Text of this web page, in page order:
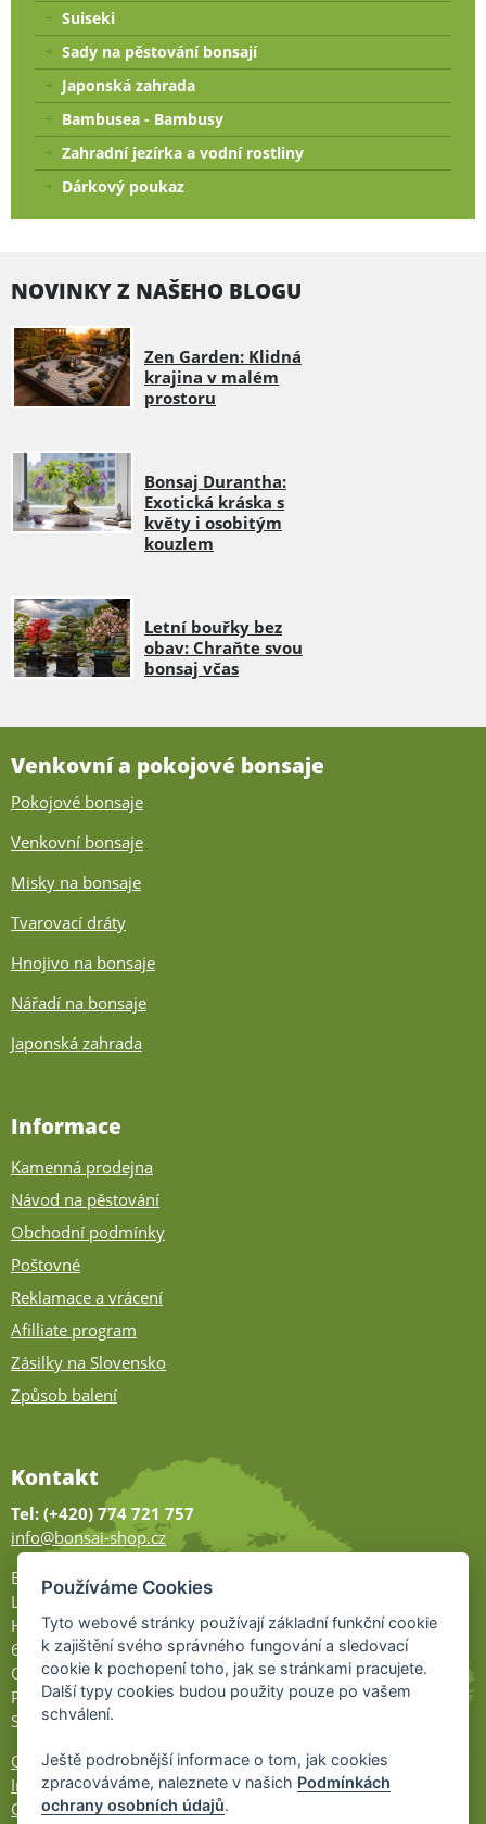
Suiseki
Sady na pěstování bonsají
Japonská zahrada
Bambusea - Bambusy
Zahradní jezírka a vodní rostliny
Dárkový poukaz
NOVINKY Z NAŠEHO BLOGU
Zen Garden: Klidná
krajina v malém
prostoru
Bonsaj Durantha:
Exotická kráska s
květy i osobitým
kouzlem
Letní bouřky bez
obav: Chraňte svou
bonsaj včas
Venkovní a pokojové bonsaje
Pokojové bonsaje
Venkovní bonsaje
Misky na bonsaje
Tvarovací dráty
Hnojivo na bonsaje
Nářadí na bonsaje
Japonská zahrada
Informace
Kamenná prodejna
Návod na pěstování
Obchodní podmínky
Poštovné
Reklamace a vrácení
Afilliate program
Zásilky na Slovensko
Způsob balení
Kontakt
Tel: (+420) 774 721 757
info@bonsai-shop.cz
Bonsai-shop
Legionářů 2
Hodonín
695 01
Otevřeno:
Po-Pá 9-17
So 9-11:30
Ochrana osobních údajů
Informace UKZÚZ
Cookies
Používáme Cookies
Tyto webové stránky používají základní funkční cookie
k zajištění svého správného fungování a sledovací
cookie k pochopení toho, jak se stránkami pracujete.
Další typy cookies budou použity pouze po vašem
schválení.
Ještě podrobnější informace o tom, jak cookies
zpracováváme, naleznete v našich Podmínkách
ochrany osobních údajů.